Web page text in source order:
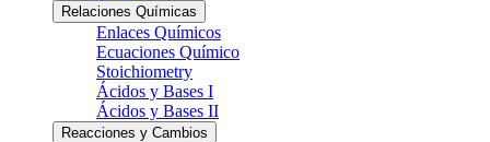
Relaciones Químicas
Enlaces Químicos
Ecuaciones Químico
Stoichiometry
Ácidos y Bases I
Ácidos y Bases II
Reacciones y Cambios